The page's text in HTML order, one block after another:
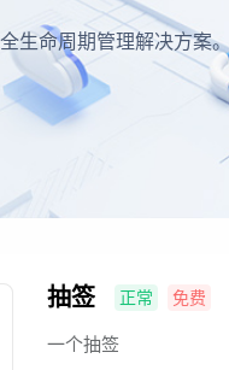
生命周期管理解决方案。
抽签 正常 免费
一个抽签